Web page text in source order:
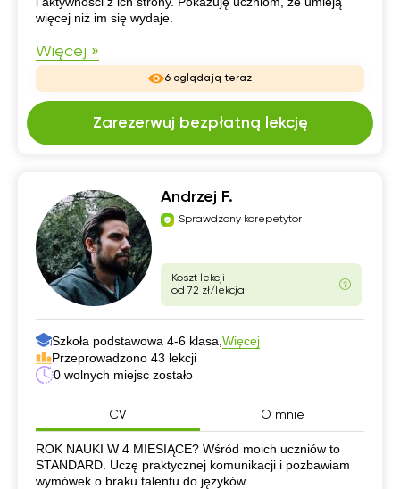
więcej niż im się wydaje.
Więcej »
6 oglądają teraz
Zarezerwuj bezpłatną lekcję
Andrzej F.
Sprawdzony korepetytor
Koszt lekcji
od 72 zł/lekcja
Szkoła podstawowa 4-6 klasa, Więcej
Przeprowadzono 43 lekcji
0 wolnych miejsc zostało
CV O mnie
CV
ROK NAUKI W 4 MIESIĄCE? Wśród moich uczniów to
STANDARD. Uczę praktycznej komunikacji i pozbawiam
wymówek o braku talentu do języków.